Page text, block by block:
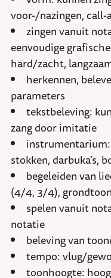
voor-/nazingen, call-
zingen vanuit
eenvoudige
hard/zacht,
herkennen,
parameters
tekstbeleving:
zang door imitatie
stokken, darbuka’s,
begeleiden van
(4/4, 3/4),
spelen vanuit
notatie
beleving van
tempo: vlug/
toonhoogte: